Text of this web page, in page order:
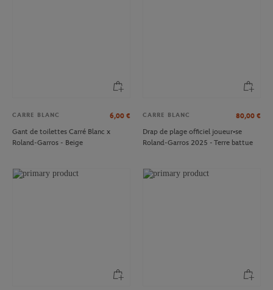
CARRE BLANC 6,00 €
Gant de toilettes Carré Blanc x
Roland-Garros - Beige
CARRE BLANC 80,00 €
Drap de plage officiel joueur•se
Roland-Garros 2025 - Terre battue